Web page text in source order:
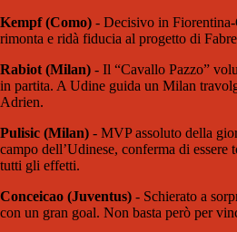
Kempf (Como) - Decisivo in
rimonta e ridà fiducia al progetto di
Rabiot (Milan) - Il “Cavallo Pazzo”
in partita. A Udine guida un Milan
Adrien.
Pulisic (Milan) - MVP assoluto della
campo dell’Udinese, conferma di essere
tutti gli effetti.
Conceicao (Juventus) - Schierato a
con un gran goal. Non basta però per